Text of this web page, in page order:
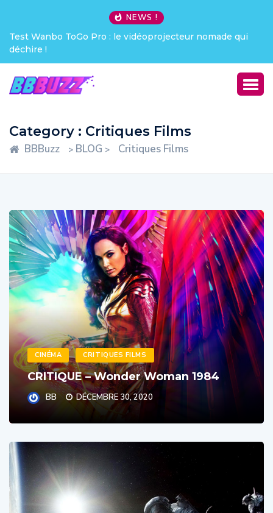
NEWS !
Creative Pebble X : j’ai été choqué !
BBBuzz > BLOG> Critiques Films
CINÉMA CRITIQUES FILMS
CRITIQUE – Wonder Woman 1984
BB DÉCEMBRE 30, 2020